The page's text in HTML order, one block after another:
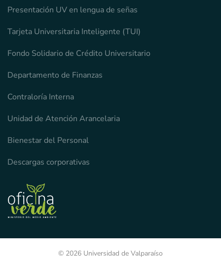
Presentación UV en lengua de señas
Tarjeta Universitaria Inteligente (TUI)
Fondo Solidario de Crédito Universitario
Departamento de Finanzas
Contraloría Interna
Unidad de Atención Arancelaria
Bienestar del Personal
Descargas corporativas
© 2026 Universidad de Valparaíso